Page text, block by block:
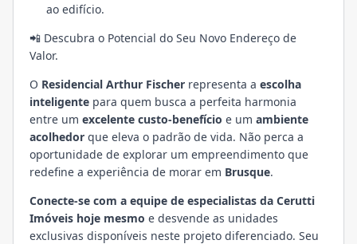
ao edifício.
📲 Descubra o Potencial do Seu Novo Endereço de
Valor.
O Residencial Arthur Fischer representa a escolha
inteligente para quem busca a perfeita harmonia
entre um excelente custo-benefício e um ambiente
acolhedor que eleva o padrão de vida. Não perca a
oportunidade de explorar um empreendimento que
redefine a experiência de morar em Brusque.
Conecte-se com a equipe de especialistas da Cerutti
Imóveis hoje mesmo e desvende as unidades
exclusivas disponíveis neste projeto diferenciado. Seu